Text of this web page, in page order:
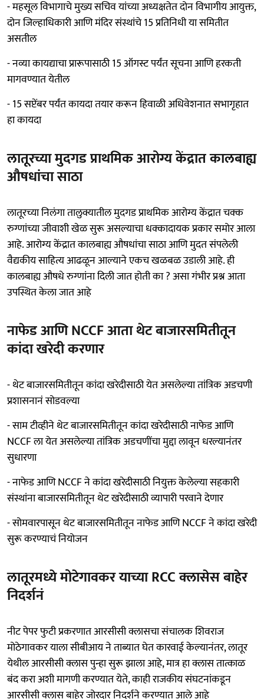
- महसूल विभागाचे मुख्य सचिव यांच्या अध्यक्षतेत दोन विभागीय आयुक्त,
दोन जिल्हाधिकारी आणि मंदिर संस्थांचे 15 प्रतिनिधी या समितीत
असतील
- नव्या कायद्याचा प्रारूपासाठी 15 ऑगस्ट पर्यंत सूचना आणि हरकती
मागवण्यात येतील
- 15 सप्टेंबर पर्यंत कायदा तयार करून हिवाळी अधिवेशनात सभागृहात
हा कायदा
लातूरच्या मुदगड प्राथमिक आरोग्य केंद्रात कालबाह्य
औषधांचा साठा
लातूरच्या निलंगा तालुक्यातील मुदगड प्राथमिक आरोग्य केंद्रात चक्क
रुग्णांच्या जीवाशी खेळ सुरू असल्याचा धक्कादायक प्रकार समोर आला
आहे. आरोग्य केंद्रात कालबाह्य औषधांचा साठा आणि मुदत संपलेली
वैद्यकीय साहित्य आढळून आल्याने एकच खळबळ उडाली आहे. ही
कालबाह्य औषधे रुग्णांना दिली जात होती का ? असा गंभीर प्रश्न आता
उपस्थित केला जात आहे
नाफेड आणि NCCF आता थेट बाजारसमितीतून
कांदा खरेदी करणार
- थेट बाजारसमितीतून कांदा खरेदीसाठी येत असलेल्या तांत्रिक अडचणी
प्रशासनानं सोडवल्या
- साम टीव्हीने थेट बाजारसमितीतून कांदा खरेदीसाठी नाफेड आणि
NCCF ला येत असलेल्या तांत्रिक अडचणींचा मुद्दा लावून धरल्यानंतर
सुधारणा
- नाफेड आणि NCCF ने कांदा खरेदीसाठी नियुक्त केलेल्या सहकारी
संस्थांना बाजारसमितीतून थेट खरेदीसाठी व्यापारी परवाने देणार
- सोमवारपासून थेट बाजारसमितीतून नाफेड आणि NCCF ने कांदा खरेदी
सुरू करण्याचं नियोजन
लातूरमध्ये मोटेगावकर याच्या RCC क्लासेस बाहेर
निदर्शनं
नीट पेपर फुटी प्रकरणात आरसीसी क्लासचा संचालक शिवराज
मोठेगावकर याला सीबीआय ने ताब्यात घेत कारवाई केल्यानंतर, लातूर
येथील आरसीसी क्लास पुन्हा सुरू झाला आहे, मात्र हा क्लास तात्काळ
बंद करा अशी मागणी करण्यात येते, काही राजकीय संघटनांकडून
आरसीसी क्लास बाहेर जोरदार निदर्शने करण्यात आले आहे